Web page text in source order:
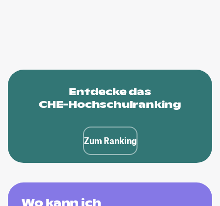
Entdecke das
CHE-Hochschulranking
Zum Ranking
Wo kann ich